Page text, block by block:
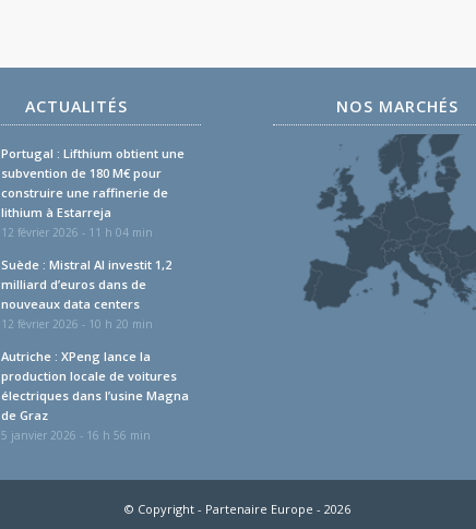
ACTUALITÉS
Portugal : Lifthium obtient une
subvention de 180 M€ pour
construire une raffinerie de
lithium à Estarreja
12 février 2026 - 11 h 04 min
Suède : Mistral AI investit 1,2
milliard d’euros dans de
nouveaux data centers
12 février 2026 - 10 h 20 min
Autriche : XPeng lance la
production locale de voitures
électriques dans l’usine Magna
de Graz
5 janvier 2026 - 16 h 56 min
NOS MARCHÉS
© Copyright - Partenaire Europe - 2026